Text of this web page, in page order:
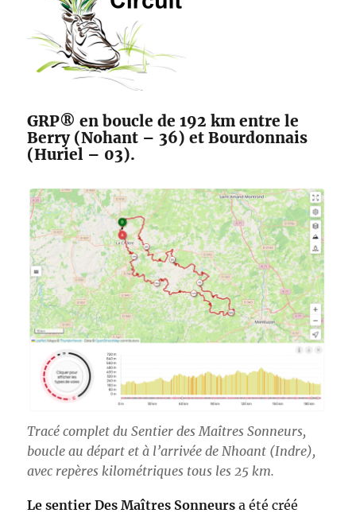
GRP® en boucle de 192 km entre le
Berry (Nohant – 36) et Bourdonnais
(Huriel – 03).
Tracé complet du Sentier des Maîtres Sonneurs,
boucle au départ et à l’arrivée de Nhoant (Indre),
avec repères kilométriques tous les 25 km.
Le sentier Des Maîtres Sonneurs a été créé